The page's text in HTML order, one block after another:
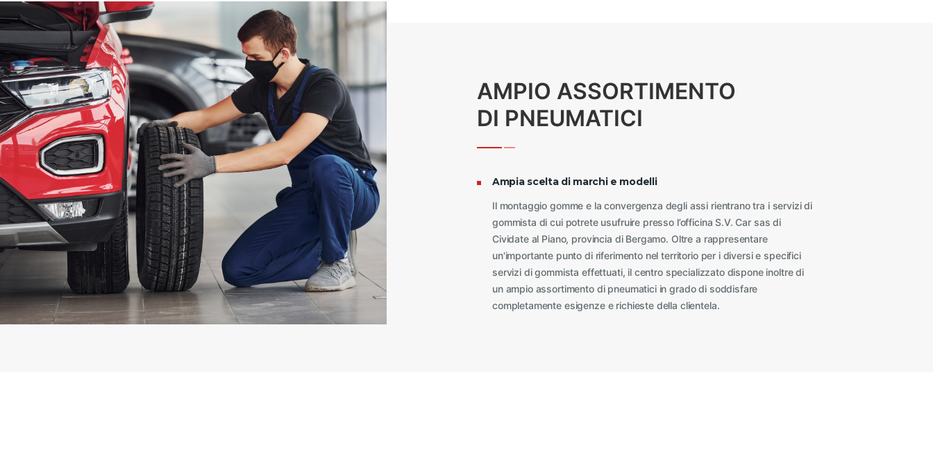
AMPIO ASSORTIMENTO
DI PNEUMATICI
Ampia scelta di marchi e modelli
Il montaggio gomme e la convergenza degli assi rientrano tra i servizi di
gommista di cui potrete usufruire presso l’officina S.V. Car sas di
Cividate al Piano, provincia di Bergamo. Oltre a rappresentare
un'importante punto di riferimento nel territorio per i diversi e specifici
servizi di gommista effettuati, il centro specializzato dispone inoltre di
un ampio assortimento di pneumatici in grado di soddisfare
completamente esigenze e richieste della clientela.